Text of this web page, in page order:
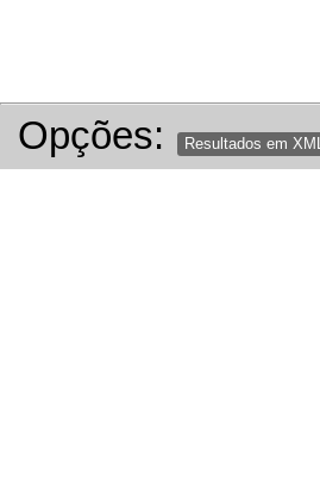
Opções: Resultados em XML